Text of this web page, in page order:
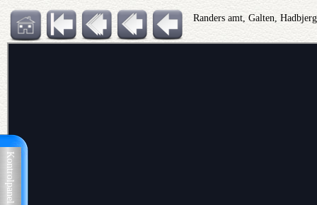
Kontrolpanel
Randers amt, Galten,